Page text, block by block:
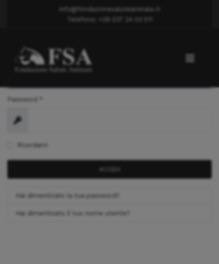
info@fondazionesaluteanimale.it
Telefono: +39 037 24 03 511
Nome utente *
Password
Mostra
Ricordami
Hai dimenticato la tua password?
Hai dimenticato il tuo nome utente?